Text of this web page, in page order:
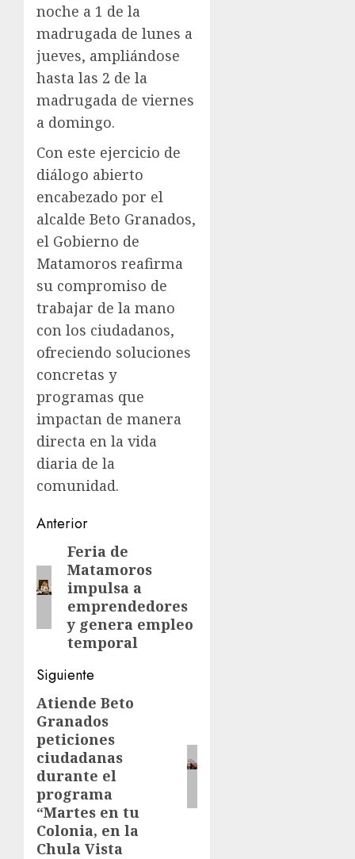
noche a 1 de la
madrugada de lunes a
jueves, ampliándose
hasta las 2 de la
madrugada de viernes
a domingo.
Con este ejercicio de
diálogo abierto
encabezado por el
alcalde Beto Granados,
el Gobierno de
Matamoros reafirma
su compromiso de
trabajar de la mano
con los ciudadanos,
ofreciendo soluciones
concretas y
programas que
impactan de manera
directa en la vida
diaria de la
comunidad.
Post
navigation
Anterior
Entrada
anterior:
Feria de
Matamoros
impulsa a
emprendedores
y genera empleo
temporal
Siguiente
Siguiente
entrada:
Atiende Beto
Granados
peticiones
ciudadanas
durante el
programa
“Martes en tu
Colonia, en la
Chula Vista